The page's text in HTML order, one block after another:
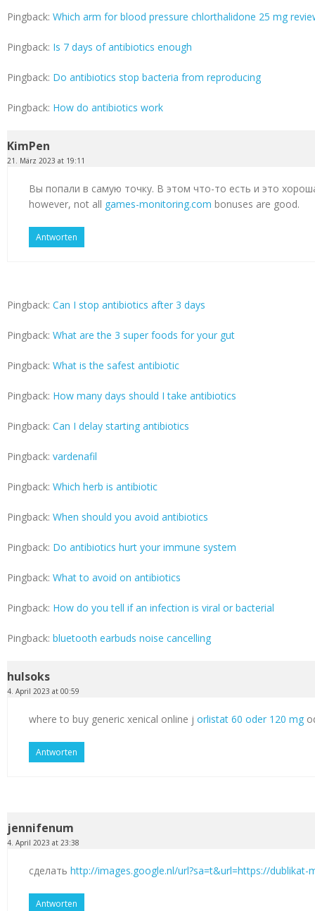
Pingback: Which arm for blood pressure chlorthalidone 25 mg
Pingback: Is 7 days of antibiotics enough
Pingback: Do antibiotics stop bacteria from reproducing
Pingback: How do antibiotics work
KimPen
21. März 2023 at 19:11
Вы попали в самую точку. В этом что-то есть и это
however, not all games-monitoring.com bonuses are good.
Antworten
Pingback: Can I stop antibiotics after 3 days
Pingback: What are the 3 super foods for your gut
Pingback: What is the safest antibiotic
Pingback: How many days should I take antibiotics
Pingback: Can I delay starting antibiotics
Pingback: vardenafil
Pingback: Which herb is antibiotic
Pingback: When should you avoid antibiotics
Pingback: Do antibiotics hurt your immune system
Pingback: What to avoid on antibiotics
Pingback: How do you tell if an infection is viral or bacterial
Pingback: bluetooth earbuds noise cancelling
hulsoks
4. April 2023 at 00:59
where to buy generic xenical online j orlistat 60 oder 120 mg
Antworten
jennifenum
4. April 2023 at 23:38
сделать http://images.google.nl/url?sa=t&url=https://dublikat-
Antworten